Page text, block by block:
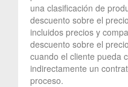
una clasificación de
descuento sobre el
incluidos precios y
descuento sobre el
cuando el cliente pueda
indirectamente un
proceso.